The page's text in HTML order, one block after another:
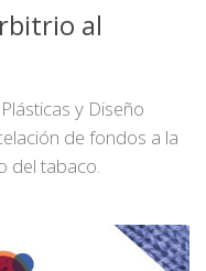
al
y Diseño
de fondos a la
del tabaco.